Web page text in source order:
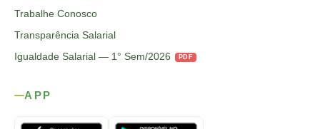
Trabalhe Conosco
Transparência Salarial
Igualdade Salarial — 1° Sem/2026
PDF
APP